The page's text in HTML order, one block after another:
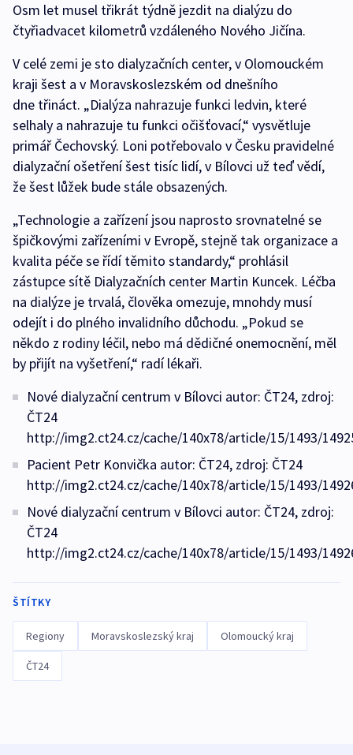
Osm let musel třikrát týdně jezdit na dialýzu do
čtyřiadvacet kilometrů vzdáleného Nového Jičína.
V celé zemi je sto dialyzačních center, v Olomouckém
kraji šest a v Moravskoslezském od dnešního
dne třináct. „Dialýza nahrazuje funkci ledvin, které
selhaly a nahrazuje tu funkci očišťovací,“ vysvětluje
primář Čechovský. Loni potřebovalo v Česku pravidelné
dialyzační ošetření šest tisíc lidí, v Bílovci už teď vědí,
že šest lůžek bude stále obsazených.
„Technologie a zařízení jsou naprosto srovnatelné se
špičkovými zařízeními v Evropě, stejně tak organizace a
kvalita péče se řídí těmito standardy,“ prohlásil
zástupce sítě Dialyzačních center Martin Kuncek. Léčba
na dialýze je trvalá, člověka omezuje, mnohdy musí
odejít i do plného invalidního důchodu. „Pokud se
někdo z rodiny léčil, nebo má dědičné onemocnění, měl
by přijít na vyšetření,“ radí lékaři.
Nové dialyzační centrum v Bílovci autor: ČT24, zdroj:
ČT24
http://img2.ct24.cz/cache/140x78/article/15/1493/
Pacient Petr Konvička autor: ČT24, zdroj: ČT24
http://img2.ct24.cz/cache/140x78/article/15/1493/
Nové dialyzační centrum v Bílovci autor: ČT24, zdroj:
ČT24
http://img2.ct24.cz/cache/140x78/article/15/1493/
ŠTÍTKY
Regiony Moravskoslezský kraj Olomoucký kraj
ČT24